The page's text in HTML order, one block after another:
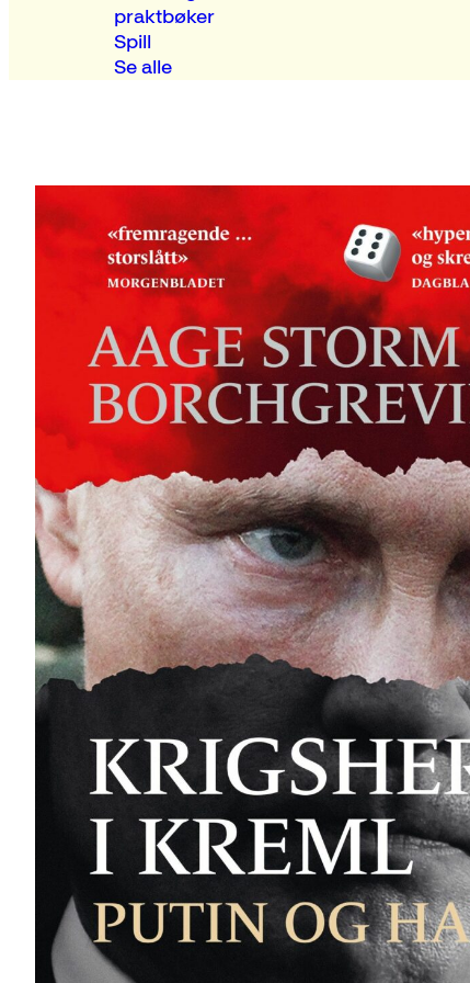
praktbøker
Spill
Se alle